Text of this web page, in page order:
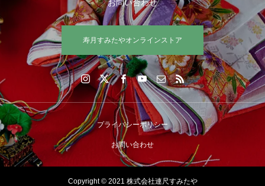
お問い合わせ
寿月すみたやオンラインストア
プライバシーポリシー
お問い合わせ
Copyright © 2021 株式会社連尺すみたや